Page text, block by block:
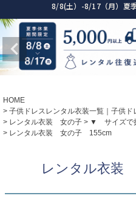
Shop by Category
カテゴリ詳細→
Rentalレンタル
Shop by Occasion
性別・サイ
Recital & Concours
How It Works
Startはじめに
01
02 サイズの選び方
測り方と目安
Angel's Closetについて
創業2003年からの想い
Visit Us8/8(土）-8/17（月）夏
HOME
子供ドレスレンタル衣装一覧｜子供
レンタル衣装 女の子
▼ サイズで
レンタル衣装 女の子 155cm
レンタル衣